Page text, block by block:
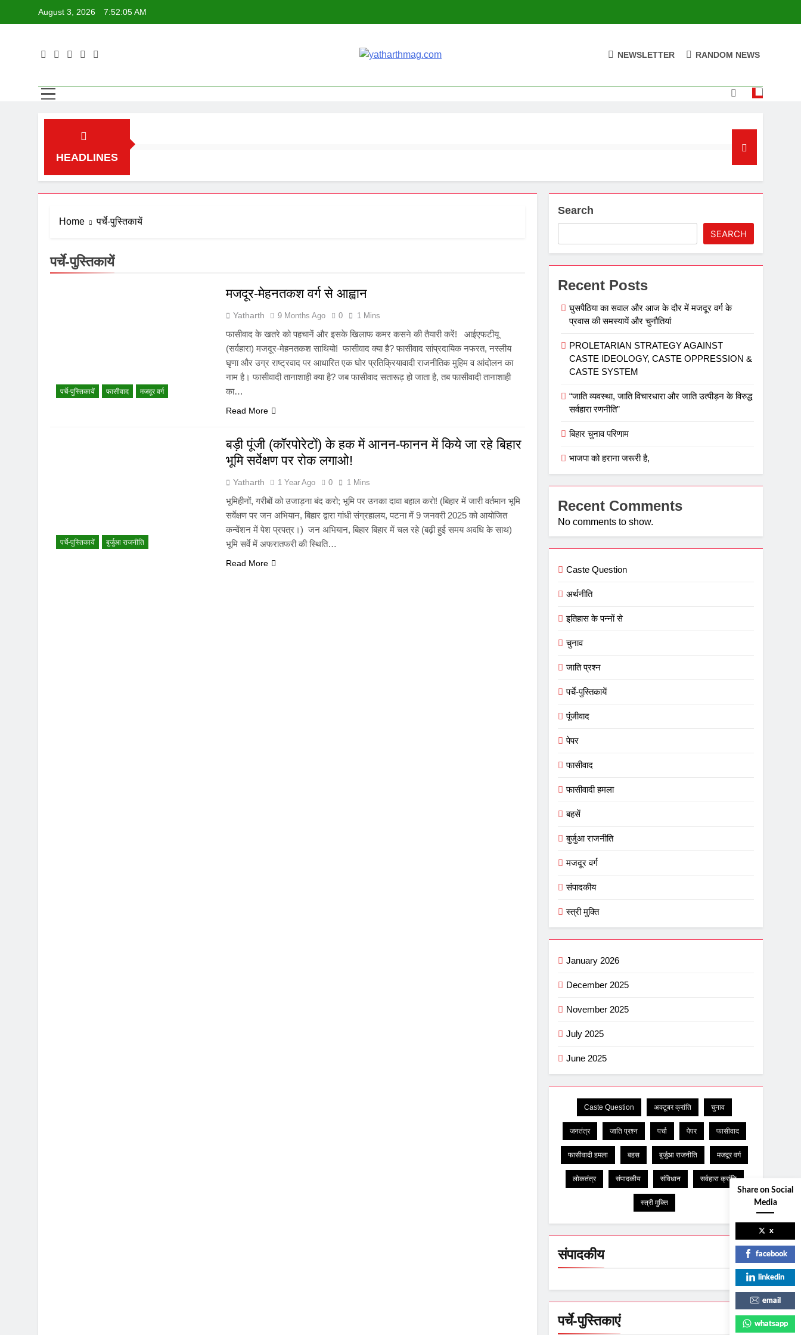
August 3, 2026 7:52:05 AM
NEWSLETTER RANDOM NEWS
HEADLINES
Home पर्चे-पुस्तिकायें
पर्चे-पुस्तिकायें
पर्चे-पुस्तिकायें फासीवाद मजदूर वर्ग
मजदूर-मेहनतकश वर्ग से आह्वान
Yatharth 9 Months Ago 0 1 Mins
फासीवाद के खतरे को पहचानें और इसके खिलाफ कमर कसने की तैयारी करें! आईएफटीयू
(सर्वहारा) मजदूर-मेहनतकश साथियो! फासीवाद क्या है? फासीवाद सांप्रदायिक नफरत, नस्लीय
घृणा और उग्र राष्ट्रवाद पर आधारित एक घोर प्रतिक्रियावादी राजनीतिक मुहिम व आंदोलन का
नाम है। फासीवादी तानाशाही क्या है? जब फासीवाद सतारूढ़ हो जाता है, तब फासीवादी तानाशाही
का…
Read More
पर्चे-पुस्तिकायें बुर्जुआ राजनीति
बड़ी पूंजी (कॉरपोरेटों) के हक में आनन-फानन में किये जा रहे बिहार
भूमि सर्वेक्षण पर रोक लगाओ!
Yatharth 1 Year Ago 0 1 Mins
भूमिहीनों, गरीबों को उजाड़ना बंद करो; भूमि पर उनका दावा बहाल करो! (बिहार में जारी वर्तमान भूमि
सर्वेक्षण पर जन अभियान, बिहार द्वारा गांधी संग्रहालय, पटना में 9 जनवरी 2025 को आयोजित
कन्वेंशन में पेश प्रपत्र।) जन अभियान, बिहार बिहार में चल रहे (बढ़ी हुई समय अवधि के साथ)
भूमि सर्वे में अफरातफरी की स्थिति…
Read More
Search
SEARCH
Recent Posts
घुसपैठिया का सवाल और आज के दौर में मजदूर वर्ग के
प्रवास की समस्‍यायें और चुनौतियां
PROLETARIAN STRATEGY AGAINST
CASTE IDEOLOGY, CASTE OPPRESSION &
CASTE SYSTEM
“जाति व्यवस्था, जाति विचारधारा और जाति उत्पीड़न के विरुद्ध
सर्वहारा रणनीति”
बिहार चुनाव परिणाम
भाजपा को हराना जरूरी है,
Recent Comments
No comments to show.
Caste Question
अर्थनीति
इतिहास के पन्नों से
चुनाव
जाति प्रश्न
पर्चे-पुस्तिकायें
पूंजीवाद
पेपर
फासीवाद
फासीवादी हमला
बहसें
बुर्जुआ राजनीति
मजदूर वर्ग
संपादकीय
स्त्री मुक्ति
January 2026
December 2025
November 2025
July 2025
June 2025
Caste Question अक्टूबर क्रांति चुनाव
जनतंत्र जाति प्रश्न पर्चा पेपर फासीवाद
फासीवादी हमला बहस बुर्जुआ राजनीति मजदूर वर्ग
लोकतंत्र संपादकीय संविधान सर्वहारा क्रांति
स्त्री मुक्ति
संपादकीय
पर्चे-पुस्तिकाएं
Share on Social
Media
x
facebook
linkedin
email
whatsapp